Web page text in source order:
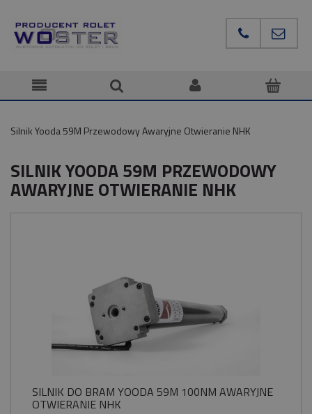
Silnik Yooda 59M Przewodowy Awaryjne Otwieranie NHK
SILNIK YOODA 59M PRZEWODOWY
AWARYJNE OTWIERANIE NHK
SILNIK DO BRAM YOODA 59M 100NM AWARYJNE
OTWIERANIE NHK